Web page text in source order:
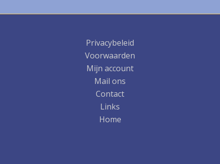
Privacybeleid
Voorwaarden
Mijn account
Mail ons
Contact
Links
Home